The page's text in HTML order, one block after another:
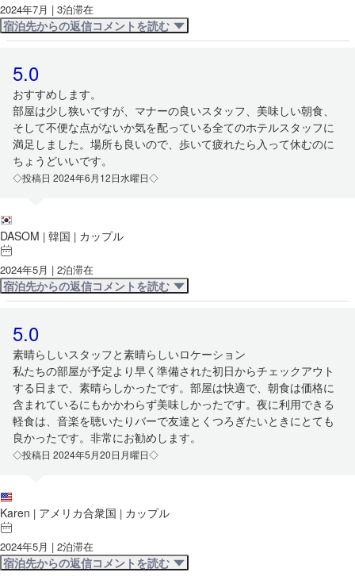
2024年7月 | 3泊滞在
宿泊先からの返信コメントを読む
5.0
おすすめします。
部屋は少し狭いですが、マナーの良いスタッフ、美味しい朝食、
そして不便な点がないか気を配っている全てのホテルスタッフに
満足しました。場所も良いので、歩いて疲れたら入って休むのに
ちょうどいいです。
◇投稿日 2024年6月12日水曜日◇
DASOM | 韓国 | カップル
2024年5月 | 2泊滞在
宿泊先からの返信コメントを読む
5.0
素晴らしいスタッフと素晴らしいロケーション
私たちの部屋が予定より早く準備された初日からチェックアウト
する日まで、素晴らしかったです。部屋は快適で、朝食は価格に
含まれているにもかかわらず美味しかったです。夜に利用できる
軽食は、音楽を聴いたりバーで友達とくつろぎたいときにとても
良かったです。非常にお勧めします。
◇投稿日 2024年5月20日月曜日◇
Karen | アメリカ合衆国 | カップル
2024年5月 | 2泊滞在
宿泊先からの返信コメントを読む